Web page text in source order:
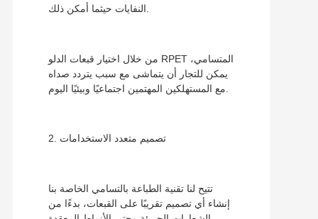
من خلال اختيار قبعات الدلو RPET المتسامي،
يمكن للتجار أن يتماشى مع سبب يتردد صداه
2. تصميم متعدد الاستخدامات
تتيح لنا تقنية الطباعة بالتسامي الخاصة بنا
إنشاء أي تصميم تقريبًا على القبعات، بدءًا من